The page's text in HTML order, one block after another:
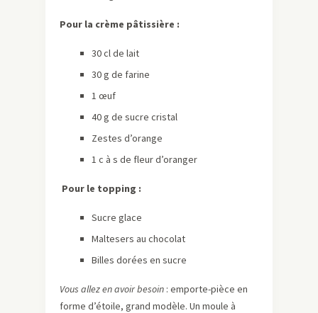
Pour la crème pâtissière :
30 cl de lait
30 g de farine
1 œuf
40 g de sucre cristal
Zestes d’orange
1 c à s de fleur d’oranger
Pour le topping :
Sucre glace
Maltesers au chocolat
Billes dorées en sucre
Vous allez en avoir besoin : emporte-pièce en
forme d’étoile, grand modèle. Un moule à